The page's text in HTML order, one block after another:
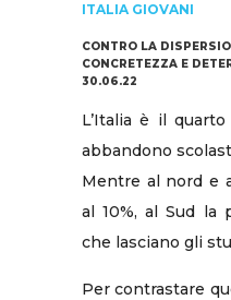
ITALIA GIOVANI
CONTRO LA
CONCRETEZZA E
30.06.22
L’Italia è il
abbandono
Mentre al nord e
al 10%, al Sud la
che lasciano gli
Per contrastare